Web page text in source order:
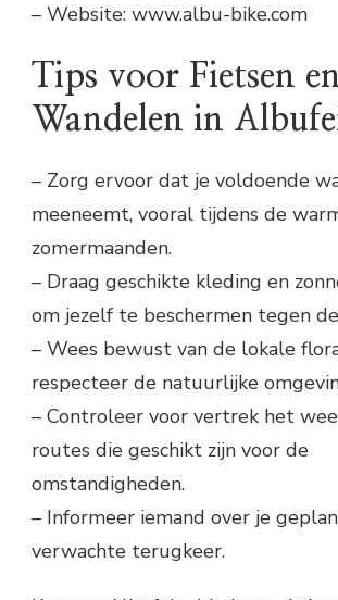
– Website: www.albu-bike.com
Tips voor Fietsen
Wandelen in
– Zorg ervoor dat je voldoende
meeneemt, vooral tijdens de
zomermaanden.
– Draag geschikte kleding en
om jezelf te beschermen tegen
– Wees bewust van de lokale
respecteer de natuurlijke
– Controleer voor vertrek het
routes die geschikt zijn voor de
omstandigheden.
– Informeer iemand over je
verwachte terugkeer.